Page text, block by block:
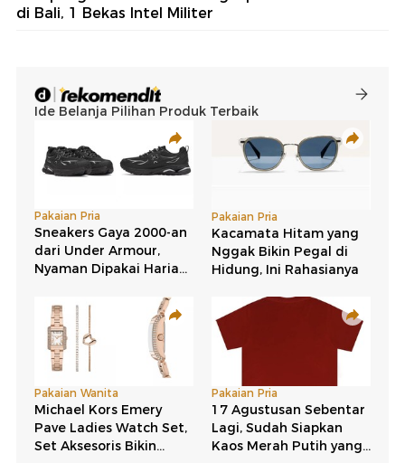
di Bali, 1 Bekas Intel Militer